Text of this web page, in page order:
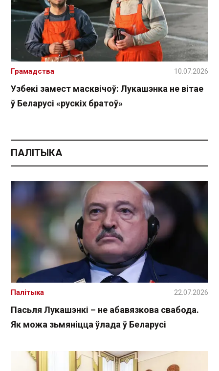
Узбекі замест масквічоў: Лукашэнка не вітае
ў Беларусі «рускіх братоў»
Грамадства 10.07.2026
ПАЛІТЫКА
Пасьля Лукашэнкі – не абавязкова свабода.
Як можа зьмяніцца ўлада ў Беларусі
Палітыка 22.07.2026